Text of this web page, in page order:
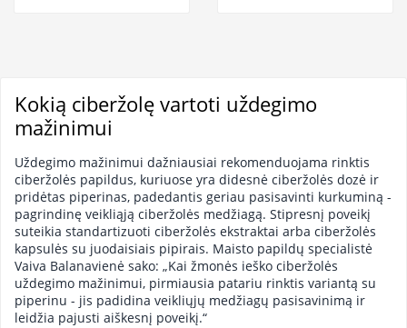
Kokią ciberžolę vartoti uždegimo
mažinimui
Uždegimo mažinimui dažniausiai rekomenduojama rinktis
ciberžolės papildus, kuriuose yra didesnė ciberžolės dozė ir
pridėtas piperinas, padedantis geriau pasisavinti kurkuminą -
pagrindinę veikliąją ciberžolės medžiagą. Stipresnį poveikį
suteikia standartizuoti ciberžolės ekstraktai arba ciberžolės
kapsulės su juodaisiais pipirais. Maisto papildų specialistė
Vaiva Balanavienė sako: „Kai žmonės ieško ciberžolės
uždegimo mažinimui, pirmiausia patariu rinktis variantą su
piperinu - jis padidina veikliųjų medžiagų pasisavinimą ir
leidžia pajusti aiškesnį poveikį.“